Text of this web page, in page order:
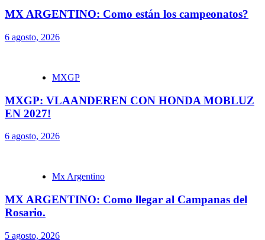
MX ARGENTINO: Como están los campeonatos?
6 agosto, 2026
MXGP
MXGP: VLAANDEREN CON HONDA MOBLUZ
EN 2027!
6 agosto, 2026
Mx Argentino
MX ARGENTINO: Como llegar al Campanas del
Rosario.
5 agosto, 2026